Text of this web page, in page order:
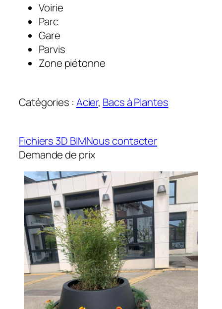
Voirie
Parc
Gare
Parvis
Zone piétonne
Catégories : Acier, Bacs à Plantes
Fichiers 3D BIMNous contacter
Demande de prix